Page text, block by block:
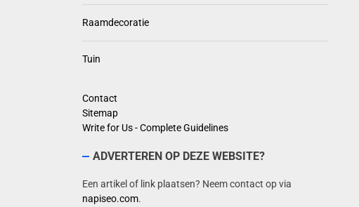
Raamdecoratie
Tuin
Contact
Sitemap
Write for Us - Complete Guidelines
ADVERTEREN OP DEZE WEBSITE?
Een artikel of link plaatsen? Neem contact op via
napiseo.com.